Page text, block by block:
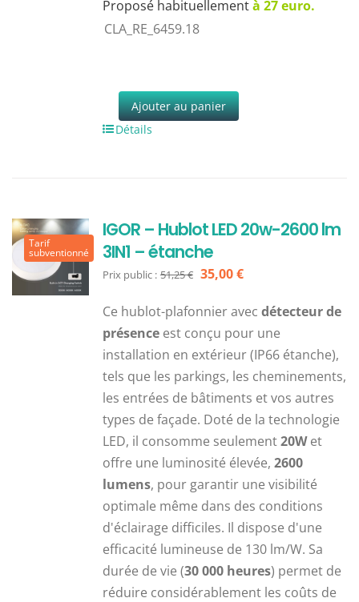
Proposé habituellementà 27 euro.
CLA_RE_6459.18
Ajouter au panier
Détails
Tarif
subventionné
IGOR – Hublot LED 20w-2600 lm
3IN1 – étanche
Prix public : 51,25€ Le
initial
était :
51,25 €.
35,00€Le
actuel
est :
35,00 €.
Ce hublot-plafonnier avec détecteur de
présenceest conçu pour une
installation en extérieur (IP66 étanche),
tels que les parkings, les cheminements,
les entrées de bâtiments et vos autres
types de façade. Doté de la technologie
LED, il consomme seulement20Wet
offre une luminosité élevée, 2600
lumens, pour garantir une visibilité
optimale même dans des conditions
d'éclairage difficiles. Il dispose d'une
efficacité lumineuse de 130 lm/W. Sa
durée de vie (30 000 heures) permet de
réduire considérablement les coûts de